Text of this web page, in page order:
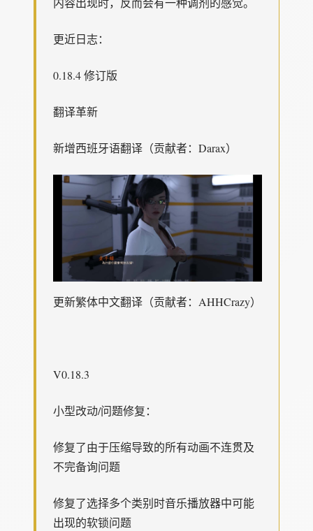
更近日志：
0.18.4 修订版
翻译革新
新增西班牙语翻译（贡献者：Darax）
更新繁体中文翻译（贡献者：AHHCrazy）
V0.18.3
小型改动/问题修复：
修复了由于压缩导致的所有动画不连贯及
不完备询问题
修复了选择多个类别时音乐播放器中可能
出现的软锁问题